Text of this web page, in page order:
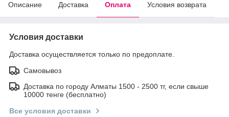
Описание Доставка Оплата Условия возврата
Условия доставки
Доставка осуществляется только по предоплате.
Самовывоз
Доставка по городу Алматы 1500 - 2500 тг, если свыше
10000 тенге (бесплатно)
Все условия доставки